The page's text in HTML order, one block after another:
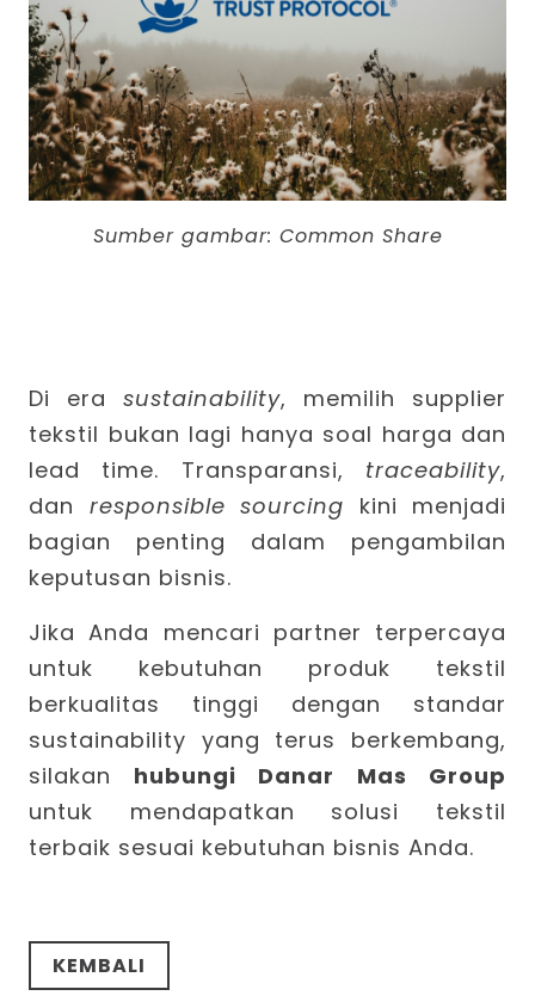
Sumber gambar: Common Share
Di era sustainability, memilih supplier
tekstil bukan lagi hanya soal harga dan
lead time. Transparansi, traceability,
dan responsible sourcing kini menjadi
bagian penting dalam pengambilan
keputusan bisnis.
Jika Anda mencari partner terpercaya
untuk kebutuhan produk tekstil
berkualitas tinggi dengan standar
sustainability yang terus berkembang,
silakan
hubungi Danar Mas Group
untuk mendapatkan solusi tekstil
terbaik sesuai kebutuhan bisnis Anda.
KEMBALI